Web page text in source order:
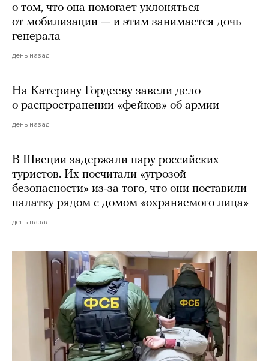
о том, что она помогает уклоняться
от мобилизации — и этим занимается дочь
генерала
день назад
На Катерину Гордееву завели дело
о распространении «фейков» об армии
день назад
В Швеции задержали пару российских
туристов. Их посчитали «угрозой
безопасности» из-за того, что они поставили
палатку рядом с домом «охраняемого лица»
день назад